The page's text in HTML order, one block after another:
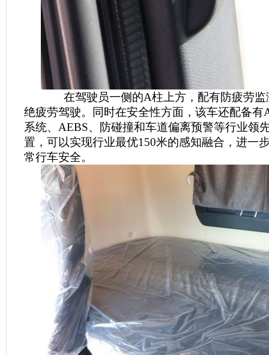
在驾驶员一侧的A柱上方，配有防疲劳监
绝疲劳驾驶。同时在安全性方面，该车还配备有
系统、AEBS、防碰撞和车道偏离预警等行业领
置，可以实现行业最优150米的感知融合，进一
常行车安全。